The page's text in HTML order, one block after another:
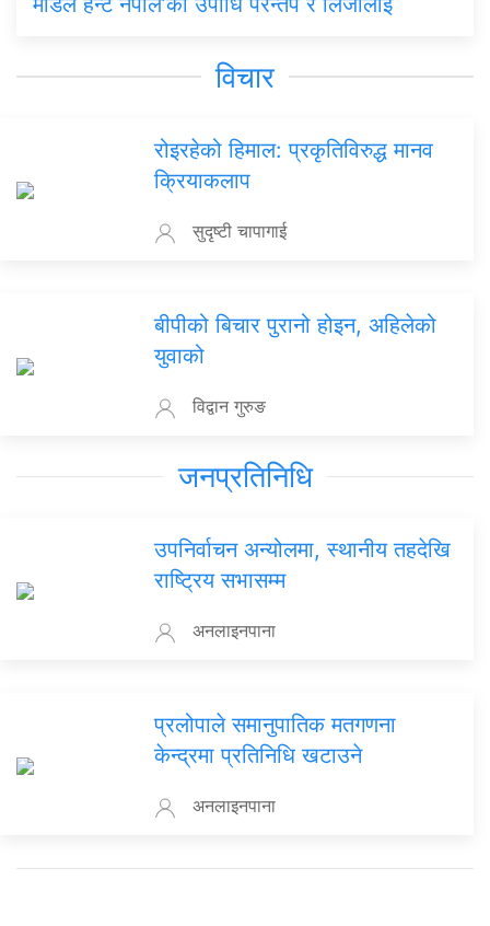
विचार
रोइरहेको हिमाल: प्रकृतिविरुद्ध मानव
क्रियाकलाप
सुदृष्टी चापागाई
बीपीको बिचार पुरानो होइन, अहिलेको
युवाको
विद्वान गुरुङ
जनप्रतिनिधि
उपनिर्वाचन अन्योलमा, स्थानीय तहदेखि
राष्ट्रिय सभासम्म
अनलाइनपाना
प्रलोपाले समानुपातिक मतगणना
केन्द्रमा प्रतिनिधि खटाउने
अनलाइनपाना